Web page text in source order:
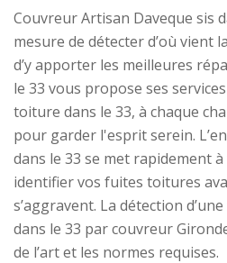
Couvreur Artisan Daveque sis
mesure de détecter d’où vient
d’y apporter les meilleures
le 33 vous propose ses
toiture dans le 33, à chaque
pour garder l'esprit serein.
dans le 33 se met rapidement
identifier vos fuites toitures
s’aggravent. La détection
dans le 33 par couvreur
de l’art et les normes requises.